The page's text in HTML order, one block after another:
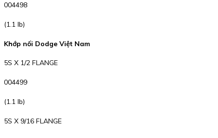
004498
(1.1 lb)
Khớp nối Dodge Việt Nam
5S X 1/2 FLANGE
004499
(1.1 lb)
5S X 9/16 FLANGE